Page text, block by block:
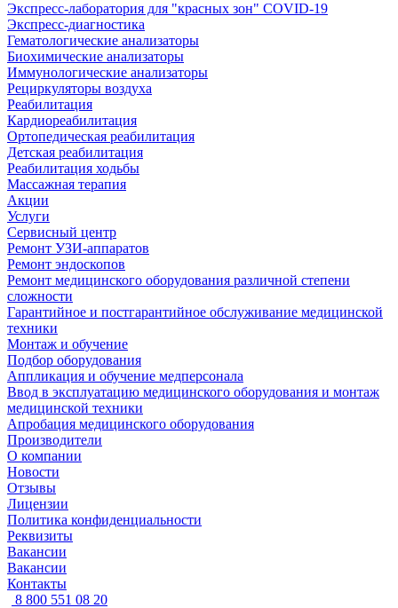
Экспресс-лаборатория для "красных зон" COVID-19
Экспресс-диагностика
Гематологические анализаторы
Биохимические анализаторы
Иммунологические анализаторы
Рециркуляторы воздуха
Реабилитация
Кардиореабилитация
Ортопедическая реабилитация
Детская реабилитация
Реабилитация ходьбы
Массажная терапия
Акции
Услуги
Сервисный центр
Ремонт УЗИ-аппаратов
Ремонт эндоскопов
Ремонт медицинского оборудования различной степени
сложности
Гарантийное и постгарантийное обслуживание медицинской
техники
Монтаж и обучение
Подбор оборудования
Аппликация и обучение медперсонала
Ввод в эксплуатацию медицинского оборудования и монтаж
медицинской техники
Апробация медицинского оборудования
Производители
О компании
Новости
Отзывы
Лицензии
Политика конфиденциальности
Реквизиты
Вакансии
Вакансии
Контакты
8 800 551 08 20